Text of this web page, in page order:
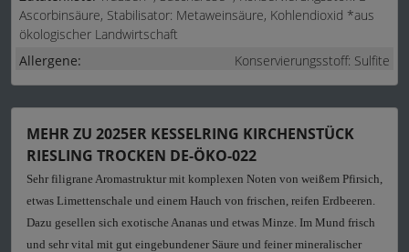
Ascorbinsäure, Stabilisator: Metaweinsäure, Kohlendioxid *aus
ökologischer Landwirtschaft
Allergene:
Konservierungsstoff: Sulfite
Enthält geringfügige Mengen von Fett, gesättigten Fettsäuren,
Eiweiß und Salz.
MEHR ZU 2025ER KESSELRING KIRCHENSTÜCK
RIESLING TROCKEN DE-ÖKO-022
Sehr filigrane Aromastruktur mit komplexen Noten von weißem Pfirsich,
etwas Limettenschale und einem Hauch von frischen, reifen Erdbeeren.
Dazu gesellen sich exotische Ananas und etwas Minze. Im Mund frisch
und sehr vital mit gut eingebundener Säure und feiner mineralischer